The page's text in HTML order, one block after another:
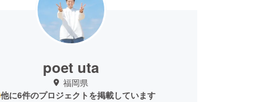
poet uta
福岡県
他に6件のプロジェクトを掲載しています